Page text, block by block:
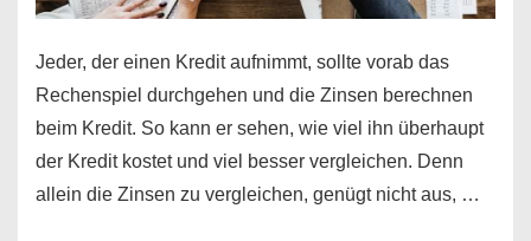
Jeder, der einen Kredit aufnimmt, sollte vorab das
Rechenspiel durchgehen und die Zinsen berechnen
beim Kredit. So kann er sehen, wie viel ihn überhaupt
der Kredit kostet und viel besser vergleichen. Denn
allein die Zinsen zu vergleichen, genügt nicht aus, …